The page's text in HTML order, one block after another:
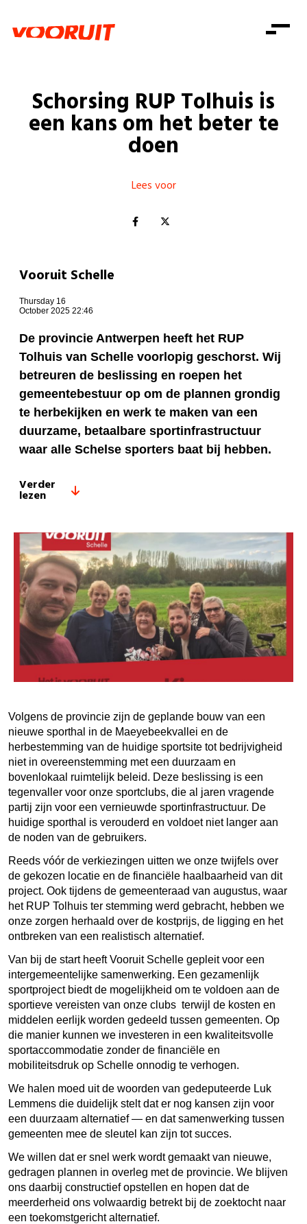
Zorg
Gelijke kansen
Consumentenbescherming
Pensioenen
Onze mensen
Standpunten
Doe mee
Doe mee
Word lid
Mis niets
Shop
Doe mee
Schorsing RUP Tolhuis is
een kans om het beter te
doen
Lees voor
Vooruit Schelle
Thursday 16
October 2025 22:46
De provincie Antwerpen heeft het RUP
Tolhuis van Schelle voorlopig geschorst. Wij
betreuren de beslissing en roepen het
gemeentebestuur op om de plannen grondig
te herbekijken en werk te maken van een
duurzame, betaalbare sportinfrastructuur
waar alle Schelse sporters baat bij hebben.
Verder
lezen
Volgens de provincie zijn de geplande bouw van een
nieuwe sporthal in de Maeyebeekvallei en de
herbestemming van de huidige sportsite tot bedrijvigheid
niet in overeenstemming met een duurzaam en
bovenlokaal ruimtelijk beleid. Deze beslissing is een
tegenvaller voor onze sportclubs, die al jaren vragende
partij zijn voor een vernieuwde sportinfrastructuur. De
huidige sporthal is verouderd en voldoet niet langer aan
de noden van de gebruikers.
Reeds vóór de verkiezingen uitten we onze twijfels over
de gekozen locatie en de financiële haalbaarheid van dit
project. Ook tijdens de gemeenteraad van augustus, waar
het RUP Tolhuis ter stemming werd gebracht, hebben we
onze zorgen herhaald over de kostprijs, de ligging en het
ontbreken van een realistisch alternatief.
Van bij de start heeft Vooruit Schelle gepleit voor een
intergemeentelijke samenwerking. Een gezamenlijk
sportproject biedt de mogelijkheid om te voldoen aan de
sportieve vereisten van onze clubs terwijl de kosten en
middelen eerlijk worden gedeeld tussen gemeenten. Op
die manier kunnen we investeren in een kwaliteitsvolle
sportaccommodatie zonder de financiële en
mobiliteitsdruk op Schelle onnodig te verhogen.
We halen moed uit de woorden van gedeputeerde Luk
Lemmens die duidelijk stelt dat er nog kansen zijn voor
een duurzaam alternatief — en dat samenwerking tussen
gemeenten mee de sleutel kan zijn tot succes.
We willen dat er snel werk wordt gemaakt van nieuwe,
gedragen plannen in overleg met de provincie. We blijven
ons daarbij constructief opstellen en hopen dat de
meerderheid ons volwaardig betrekt bij de zoektocht naar
een toekomstgericht alternatief.